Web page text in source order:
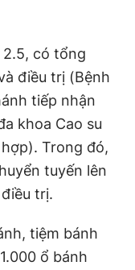
có tổng
điều trị (Bệnh
tiếp nhận
khoa Cao su
Trong đó,
tuyến lên
trị.
tiệm bánh
ổ bánh